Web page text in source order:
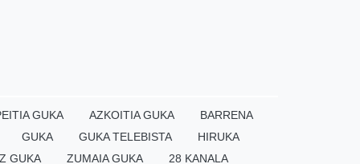
GUKA AZKOITIA GUKA
BARRENA
GUKA GUKA TELEBISTA
HIRUKA
GUKA ZUMAIA GUKA 28 KANALA